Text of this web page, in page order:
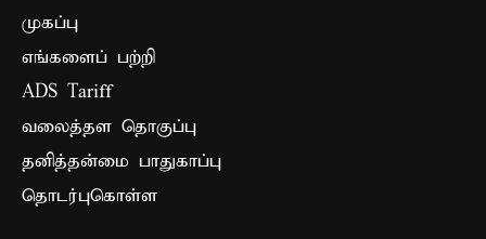
முகப்பு
எங்களைப் பற்றி
ADS Tariff
வலைத்தள தொகுப்பு
தனித்தன்மை பாதுகாப்பு
தொடர்புகொள்ள